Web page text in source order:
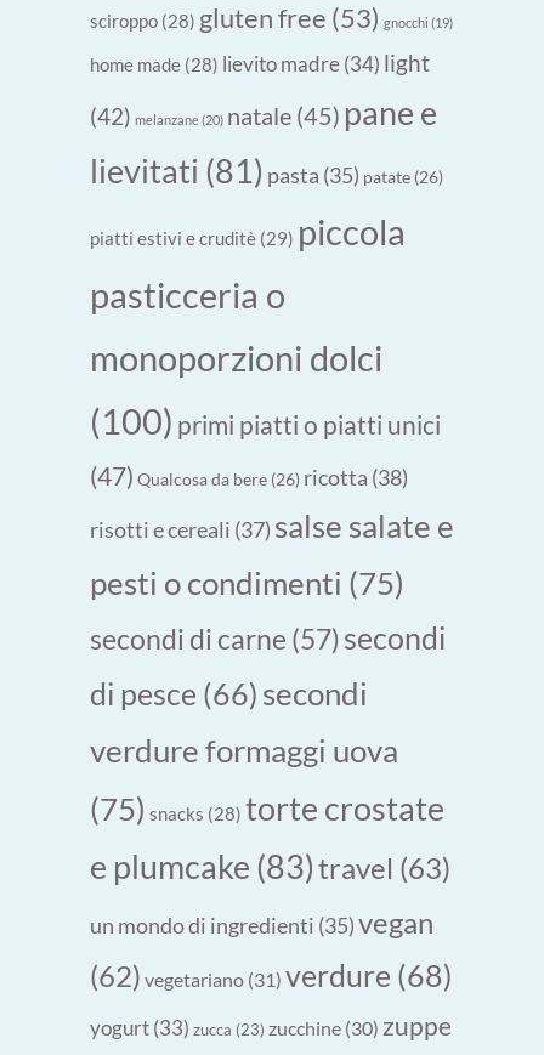
sciroppo (28) gluten free (53) gnocchi (19)
home made (28) lievito madre(34) light
(42) melanzane(20) natale (45) pane e
lievitati (81) pasta (35) patate (26)
piatti estivi e cruditè (29) piccola
pasticceria o
monoporzioni dolci
(100) primi piatti o piatti unici
(47) Qualcosa da bere (26) ricotta (38)
risotti e cereali (37) salse salate e
pesti o condimenti (75)
secondi di carne (57)secondi
di pesce (66) secondi
verdure formaggi uova
(75) snacks (28) torte crostate
e plumcake (83)travel (63)
un mondo di ingredienti (35)vegan
(62) vegetariano (31) verdure (68)
yogurt(33) zucca (23) zucchine (30) zuppe